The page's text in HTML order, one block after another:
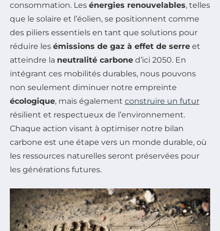
consommation. Les énergies renouvelables, telles
que le solaire et l’éolien, se positionnent comme
des piliers essentiels en tant que solutions pour
réduire les émissions de gaz à effet de serre et
atteindre la neutralité carbone d’ici 2050. En
intégrant ces mobilités durables, nous pouvons
non seulement diminuer notre empreinte
écologique, mais également construire un futur
résilient et respectueux de l’environnement.
Chaque action visant à optimiser notre bilan
carbone est une étape vers un monde durable, où
les ressources naturelles seront préservées pour
les générations futures.